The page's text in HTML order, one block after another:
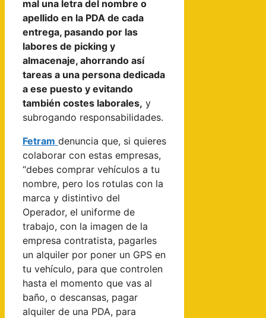
mal una letra del nombre o
apellido en la PDA de cada
entrega, pasando por las
labores de picking y
almacenaje, ahorrando así
tareas a una persona dedicada
a ese puesto y evitando
también costes laborales, y
subrogando responsabilidades.
Fetram denuncia que, si quieres
colaborar con estas empresas,
“debes comprar vehículos a tu
nombre, pero los rotulas con la
marca y distintivo del
Operador, el uniforme de
trabajo, con la imagen de la
empresa contratista, pagarles
un alquiler por poner un GPS en
tu vehículo, para que controlen
hasta el momento que vas al
baño, o descansas, pagar
alquiler de una PDA, para